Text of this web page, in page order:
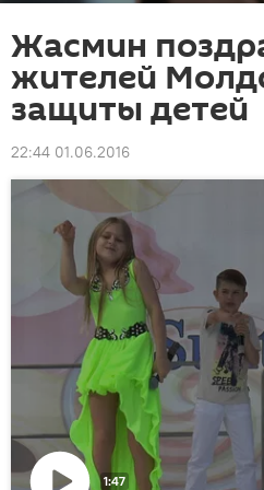
Жасмин
жителей
защиты детей
22:44 01.06.2016
1:47